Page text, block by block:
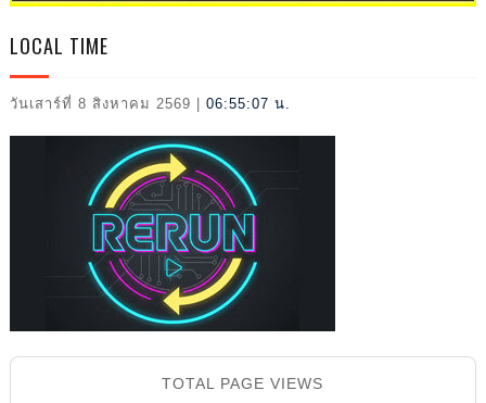
2026
LOCAL TIME
วันเสาร์ที่ 8 สิงหาคม 2569 06:55:08 น.
TOTAL PAGE VIEWS